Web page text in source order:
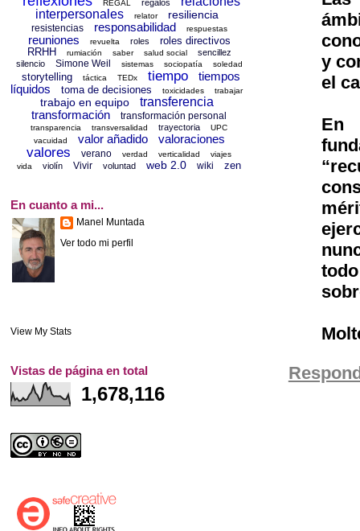
y
el
En
REGAL regalos
interpersonales
relator resiliencia
resistencias responsabilidad respuestas
reuniones revuelta roles
roles directivos
RRHH
rumiación saber salud social
sencillez
silencio
Simone Weil sistemas sociopatía soledad
storytelling táctica TEDx tiempo
tiempos
líquidos
toma de decisiones toxicidades trabajar
trabajo en equipo
transferencia
transformación
transformación personal
transparencia transversalidad trayectoria
UPC
vacuidad
valor añadido valoraciones
valores verano verdad verticalidad
viajes
vida
violín Vivir voluntad web 2.0 wiki zen
En cuanto a mi...
Manel Muntada
Ver todo mi perfil
View My Stats
Vistas de página en total
1,678,116